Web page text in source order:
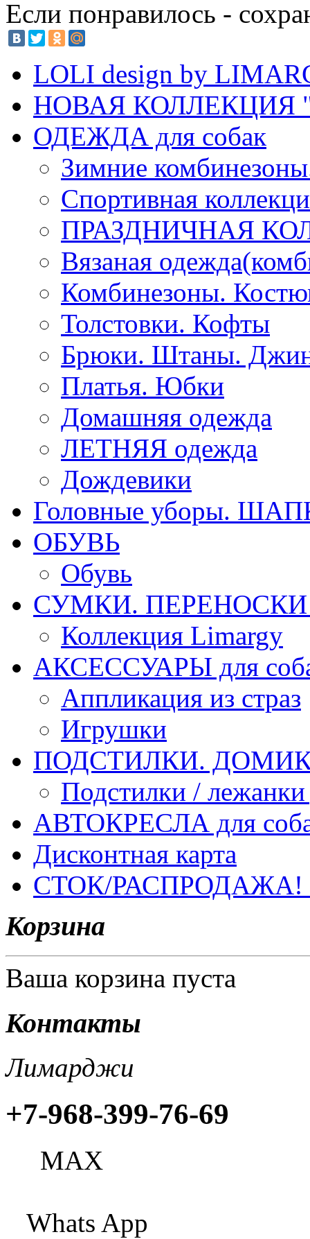
Если понравилось -
LOLI design by
НОВАЯ КОЛЛЕКЦИЯ
ОДЕЖДА для собак
Зимние
Спортивная
ПРАЗДНИЧНАЯ
Вязаная
Комбинезоны.
Толстовки. Кофты
Брюки. Штаны.
Платья. Юбки
Домашняя одежда
ЛЕТНЯЯ одежда
Дождевики
Головные уборы.
ОБУВЬ
Обувь
СУМКИ. ПЕРЕНОСКИ
Коллекция Limargy
АКСЕССУАРЫ для
Аппликация из страз
Игрушки
ПОДСТИЛКИ. ДОМИКИ
Подстилки / лежанки
АВТОКРЕСЛА для
Дисконтная карта
СТОК/
Корзина
Ваша корзина пуста
Контакты
Лимарджи
+7-968-399-76-69
МАХ
Whats App